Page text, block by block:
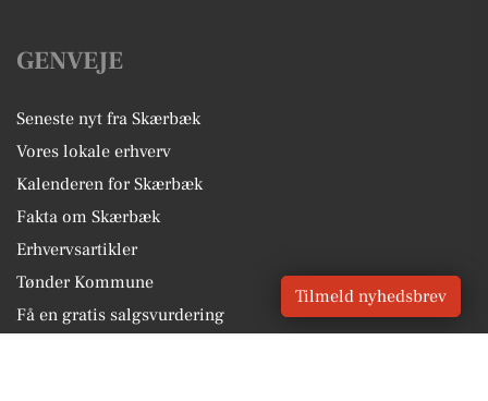
GENVEJE
Seneste nyt fra Skærbæk
Vores lokale erhverv
Kalenderen for Skærbæk
Fakta om Skærbæk
Erhvervsartikler
Tønder Kommune
Få en gratis salgsvurdering
Tilmeld nyhedsbrev